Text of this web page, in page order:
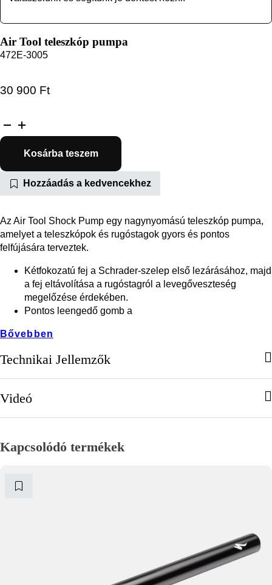
Air Tool teleszkóp pumpa
472E-3005
30 900 Ft
Air Tool teleszkóp pumpa mennyiség
Kosárba teszem
Hozzáadás a kedvencekhez
Az Air Tool Shock Pump egy nagynyomású teleszkóp pumpa,
amelyet a teleszkópok és rugóstagok gyors és pontos
felfújására terveztek.
Kétfokozatú fej a Schrader-szelep első lezárásához, majd
a fej eltávolítása a rugóstagról a levegőveszteség
megelőzése érdekében.
Pontos leengedő gomb a
Bővebben
Technikai Jellemzők
Videó
Kapcsolódó termékek